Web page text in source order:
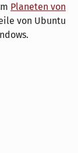
Planeten von
von Ubuntu